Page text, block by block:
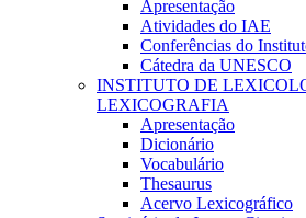
Apresentação
Atividades do IAE
Conferências do
Cátedra da UNESCO
INSTITUTO DE
LEXICOGRAFIA
Apresentação
Dicionário
Vocabulário
Thesaurus
Acervo Lexicográfico